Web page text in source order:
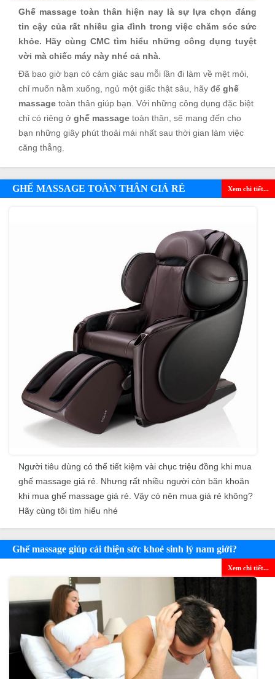
Ghế massage toàn thân hiện nay là sự lựa chọn đáng
tin cậy của rất nhiều gia đình trong việc chăm sóc sức
khỏe. Hãy cùng CMC tìm hiểu những công dụng tuyệt
vời mà chiếc máy này nhé cả nhà.
Đã bao giờ bạn có cảm giác sau mỗi lần đi làm về mệt mỏi,
chỉ muốn nằm xuống, ngủ một giấc thật sâu, hãy để ghế
massage toàn thân giúp bạn. Với những công dụng đặc biệt
chỉ có riêng ở ghế massage toàn thân, sẽ mang đến cho
bạn những giây phút thoải mái nhất sau thời gian làm việc
căng thẳng.
GHẾ MASSAGE TOÀN THÂN GIÁ RẺ Xem chi tiết...
Người tiêu dùng có thể tiết kiệm vài chục triệu đồng khi mua
ghế massage giá rẻ. Nhưng rất nhiều người còn băn khoăn
khi mua ghế massage giá rẻ. Vậy có nên mua giá rẻ không?
Hãy cùng tôi tìm hiểu nhé
Ghế massage giúp cải thiện sức khoẻ sinh lý nam giới?
Xem chi tiết...